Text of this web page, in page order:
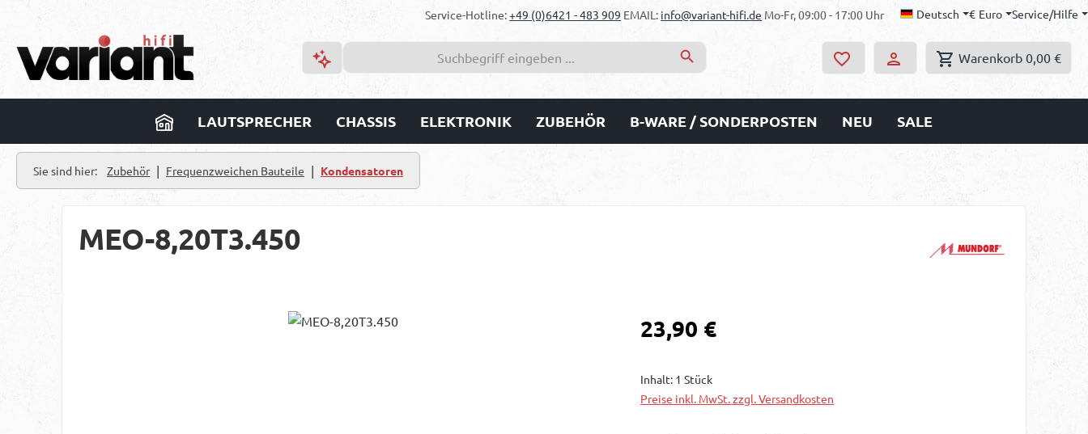
Service-Hotline:+49 (0)6421 - 483 909 EMAIL: info@variant-hifi.de Mo-Fr, 09:00 - 17:00 Uhr Deutsch € Euro Service/Hilfe
Warenkorb 0,00 €
LAUTSPRECHER CHASSIS ELEKTRONIK ZUBEHÖR B-WARE / SONDERPOSTEN NEU SALE
Sie sind hier: Zubehör | Frequenzweichen Bauteile | Kondensatoren
MEO-8,20T3.450
Regulärer Preis:
23,90 €
Inhalt: 1 Stück
Preise inkl. MwSt. zzgl. Versandkosten